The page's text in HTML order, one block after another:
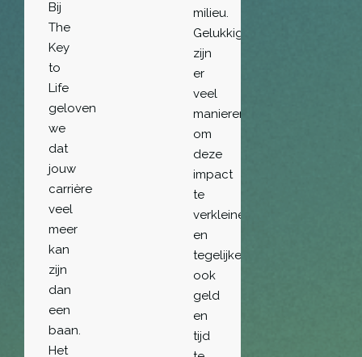
Bij
The
Key
to
Life
geloven
we
dat
jouw
carrière
veel
meer
kan
zijn
dan
een
baan.
Het
milieu.
Gelukkig
zijn
er
veel
manieren
om
deze
impact
te
verkleinen
en
tegelijkertijd
ook
geld
en
tijd